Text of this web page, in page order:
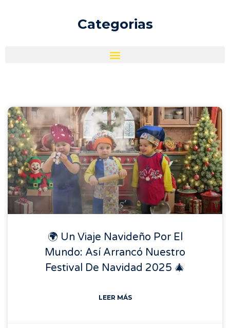
Categorias
🌍 Un Viaje Navideño Por El
Mundo: Así Arrancó Nuestro
Festival De Navidad 2025 🎄
LEER MÁS